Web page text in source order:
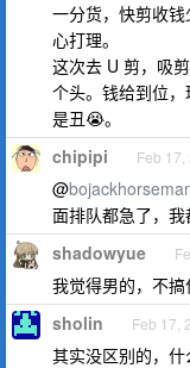
一分货，快剪收
心打理。
这次去 U 剪，吸
个头。钱给到位
是丑😭。
chipipi Feb 17,
@
面排队都急了，
shadowyue
我觉得男的，不
sholin Feb 17,
其实没区别的，